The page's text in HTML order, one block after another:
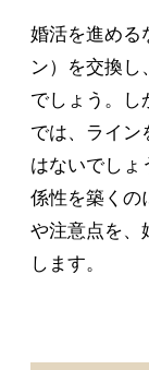
婚活を進める
ン）を交換し
でしょう。し
では、ライン
はないでしょ
係性を築くの
や注意点を、
します。